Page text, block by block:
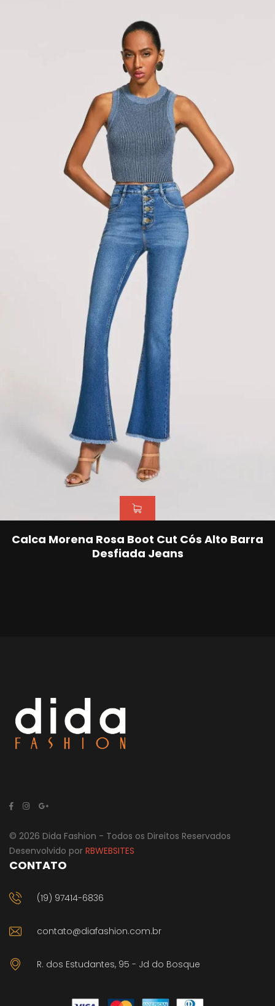
Calca Morena Rosa Boot Cut Cós Alto Barra
Desfiada Jeans
© 2026 Dida Fashion - Todos os Direitos Reservados
Desenvolvido por RBWEBSITES
CONTATO
(19) 97414-6836
contato@diafashion.com.br
R. dos Estudantes, 95 - Jd do Bosque